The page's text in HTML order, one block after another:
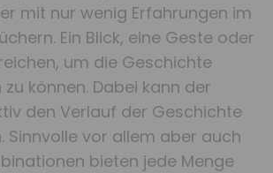
mit nur wenig Erfahrungen im
Ein Blick, eine Geste oder
um die Geschichte
können. Dabei kann der
den Verlauf der Geschichte
Sinnvolle vor allem aber auch
bieten jede Menge